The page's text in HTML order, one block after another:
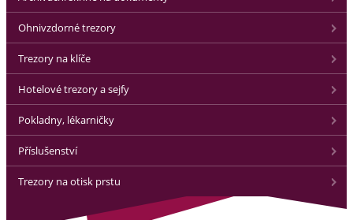
Ohnivzdorné trezory
Trezory na klíče
Hotelové trezory a sejfy
Pokladny, lékarničky
Příslušenství
Trezory na otisk prstu